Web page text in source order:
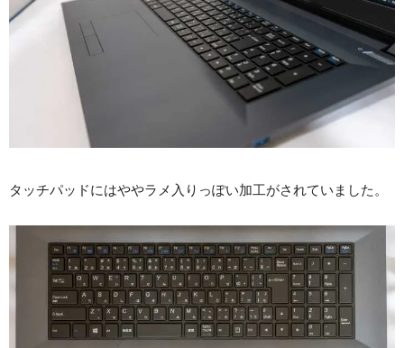
タッチパッドにはややラメ入りっぽい加工がされていました。